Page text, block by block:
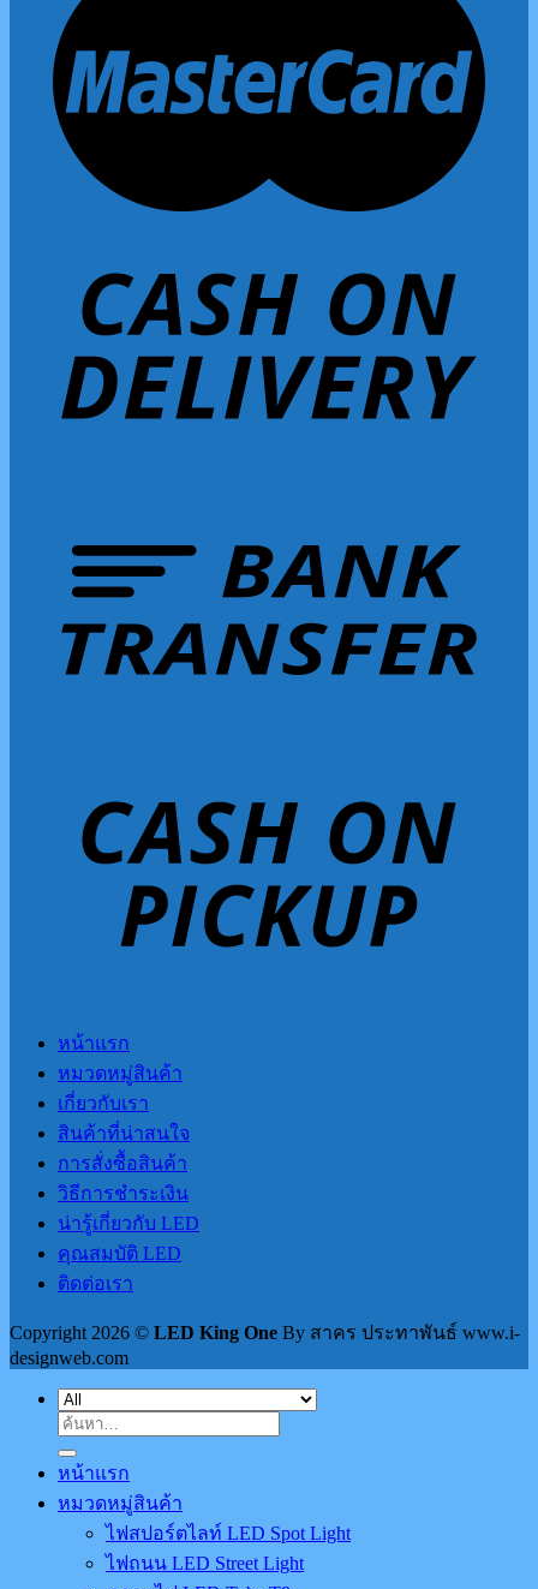
หน้าแรก
หมวดหมู่สินค้า
เกี่ยวกับเรา
สินค้าที่น่าสนใจ
การสั่งซื้อสินค้า
วิธีการชำระเงิน
น่ารู้เกี่ยวกับ LED
คุณสมบัติ LED
ติดต่อเรา
Copyright 2026 © LED King One By สาคร ประทาพันธ์ www.i-
designweb.com
ค้นหา:
หน้าแรก
หมวดหมู่สินค้า
ไฟสปอร์ตไลท์ LED Spot Light
ไฟถนน LED Street Light